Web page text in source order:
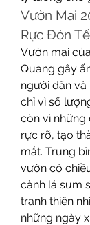
Vườn Mai
Rực Đón
Vườn mai
Quang gây
người dân và
chỉ vì số
còn vì những
rực rỡ, tạo
mắt. Trung
vườn có
cành lá sum
tranh thiên
những ngày